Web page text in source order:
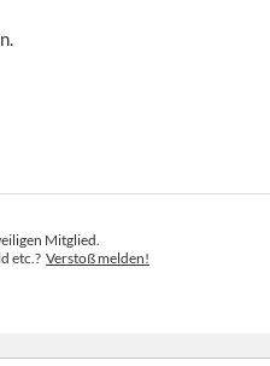
Mitglied.
etc.? Verstoß melden!